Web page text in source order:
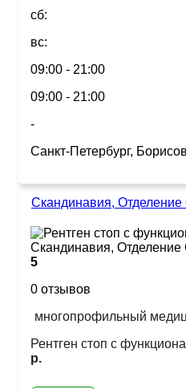
сб:
вс:
09:00 - 21:00
09:00 - 21:00
-
Санкт-Петербург,
Скандинавия, Отделение
5
0 отзывов
многопрофильный
Рентген стоп с
р.